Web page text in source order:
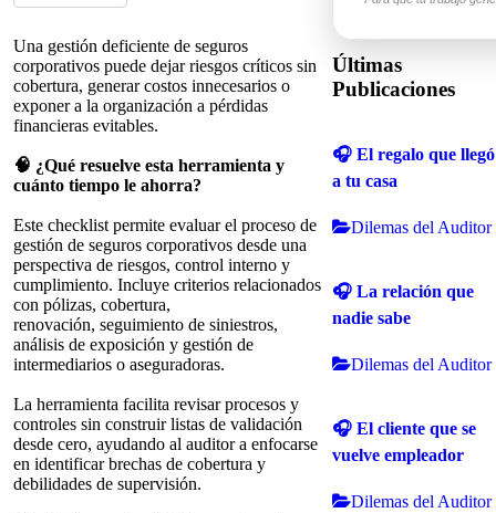
Una gestión deficiente de seguros
corporativos puede dejar riesgos críticos sin
cobertura, generar costos innecesarios o
exponer a la organización a pérdidas
financieras evitables.
🧠 ¿Qué resuelve esta herramienta y
cuánto tiempo le ahorra?
Este checklist permite evaluar el proceso de
gestión de seguros corporativos desde una
perspectiva de riesgos, control interno y
cumplimiento. Incluye criterios relacionados
con pólizas, cobertura,
renovación, seguimiento de siniestros,
análisis de exposición y gestión de
intermediarios o aseguradoras.
La herramienta facilita revisar procesos y
controles sin construir listas de validación
desde cero, ayudando al auditor a enfocarse
en identificar brechas de cobertura y
debilidades de supervisión.
Últimas
Publicaciones
🎧 El regalo que llegó
a tu casa
Dilemas del Auditor
🎧 La relación que
nadie sabe
Dilemas del Auditor
🎧 El cliente que se
vuelve empleador
Dilemas del Auditor